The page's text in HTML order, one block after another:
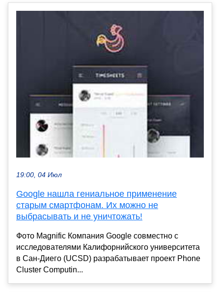
19:00, 04 Июл
Google нашла гениальное применение
старым смартфонам. Их можно не
выбрасывать и не уничтожать!
Фото Magnific Компания Google совместно с
исследователями Калифорнийского университета
в Сан-Диего (UCSD) разрабатывает проект Phone
Cluster Computin...